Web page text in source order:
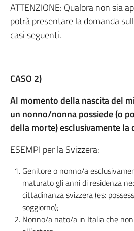
ATTENZIONE: Qualora non sia
potrà presentare la domanda
casi seguenti.
CASO 2)
Al momento della nascita del
un nonno/nonna possiede (o
della morte) esclusivamente la
ESEMPI per la Svizzera:
Genitore o nonno/a
maturato gli anni di residenza
cittadinanza svizzera (es:
soggiorno);
Nonno/a nato/a in Italia che